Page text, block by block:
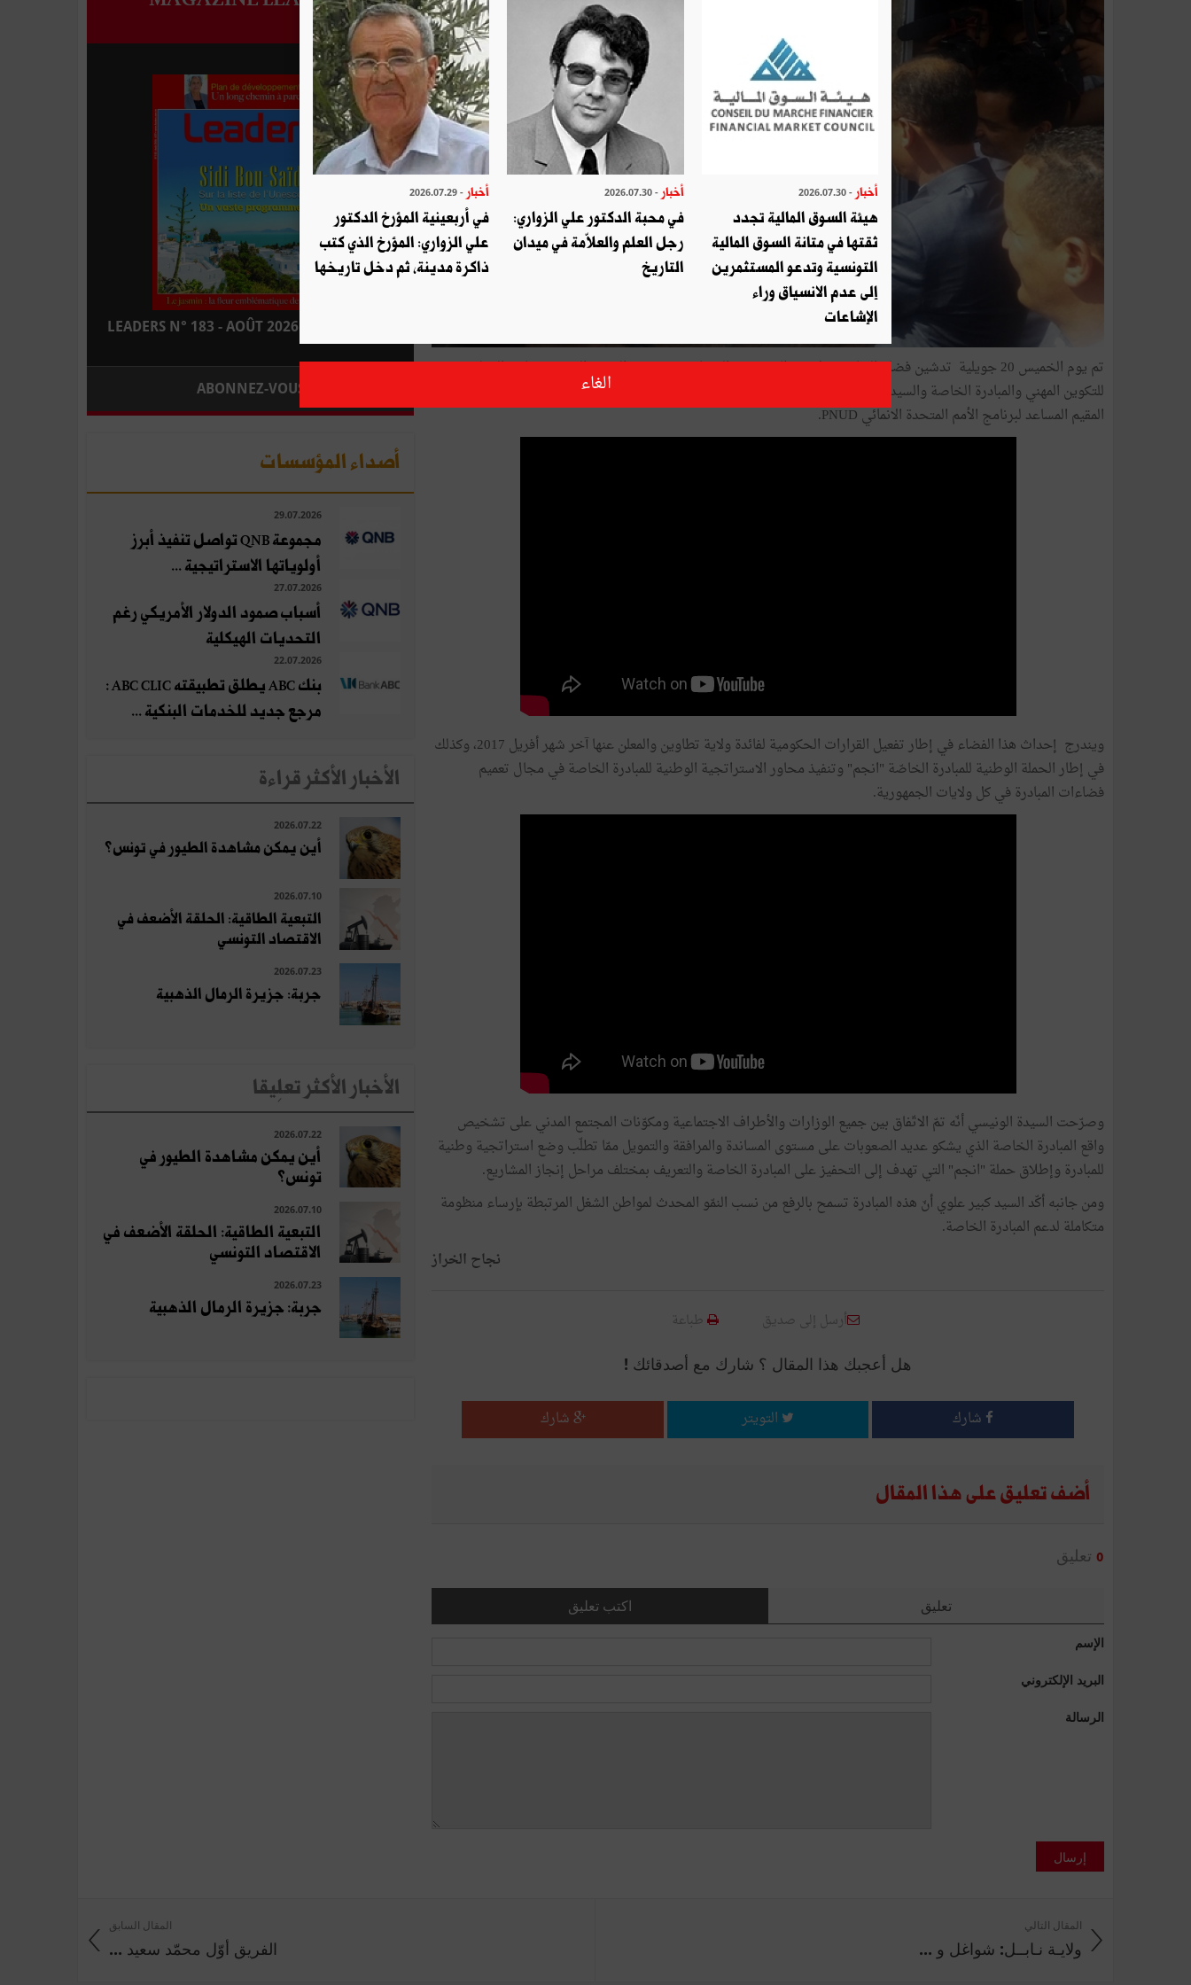
تم يوم الخميس 20 جويلية تدشين فضاء المبادرة بولاية تطاوين(نهج الدغباجي) بحضور السيدة الونيسي، كاتبة الدولة
للتكوين المهني والمبادرة الخاصة والسيد شينيا إيواتا Shinya Iwata وزير مستشار بسفارة اليابان والسيد كبير علوي الممثل
المقيم المساعد لبرنامج الأمم المتحدة الانمائي PNUD.
ويندرج إحداث هذا الفضاء في إطار تفعيل القرارات الحكومية لفائدة ولاية تطاوين والمعلن عنها آخر شهر أفريل 2017، وكذلك
في إطار الحملة الوطنية للمبادرة الخاصّة "انجم" وتنفيذ محاور الاستراتجية الوطنية للمبادرة الخاصة في مجال تعميم
فضاءات المبادرة في كل ولايات الجمهورية.
وصرّحت السيدة الونيسي أنّه تمّ الاتّفاق بين جميع الوزارات والأطراف الاجتماعية ومكوّنات المجتمع المدني على تشخيص
واقع المبادرة الخاصة الذي يشكو عديد الصعوبات على مستوى المساندة والمرافقة والتمويل ممّا تطلّب وضع استراتجية وطنية
للمبادرة وإطلاق حملة "انجم" التي تهدف إلى التحفيز على المبادرة الخاصة والتعريف بمختلف مراحل إنجاز المشاريع.
ومن جانبه أكّد السيد كبير علوي أنّ هذه المبادرة تسمح بالرفع من نسب النمّو المحدث لمواطن الشغل المرتبطة بإرساء منظومة
متكاملة لدعم المبادرة الخاصة.
نجاح الخراز
أرسل إلى صديق طباعة
هل أعجبك هذا المقال ؟ شارك مع أصدقائك !
شارك التويتر شارك
أضف تعليق على هذا المقال
0 تعليق
اكتب تعليق تعليق
الإسم
البريد الإلكتروني
الرسالة
إرسال
LEADERS N° 183 - AOÛT 2026 : EN KIOSQUE
ABONNEZ-VOUS
أصداء المؤسسات
29.07.2026
مجموعة QNB تواصل تنفيذ أبرز
أولوياتها الاستراتيجية ...
27.07.2026
أسباب صمود الدولار الأمريكي رغم
التحديات الهيكلية
22.07.2026
بنك ABC يطلق تطبيقته ABC CLIC :
مرجع جديد للخدمات البنكية ...
الأخبار الأكثر قراءة
2026.07.22
أين يمكن مشاهدة الطيور في تونس؟
2026.07.10
التبعية الطاقية: الحلقة الأضعف في
الاقتصاد التونسي
2026.07.23
جربة: جزيرة الرمال الذهبية
الأخبار الأكثر تعلِيقا
2026.07.22
أين يمكن مشاهدة الطيور في
تونس؟
2026.07.10
التبعية الطاقية: الحلقة الأضعف في
الاقتصاد التونسي
2026.07.23
جربة: جزيرة الرمال الذهبية
المقال السابق
الفريق أوّل محمّد سعيد ...
المقال التالي
ولايـة نـابــل: شواغل و ...
أخبار - 2026.07.30
هيئة السوق المالية تجدد
ثقتها في متانة السوق المالية
التونسية وتدعو المستثمرين
إلى عدم الانسياق وراء
الإشاعات
أخبار - 2026.07.30
في محبة الدكتور علي الزواري:
رجل العلم والعلاّمة في ميدان
التاريخ
أخبار - 2026.07.29
في أربعينية المؤرخ الدكتور
علي الزواري: المؤرخ الذي كتب
ذاكرة مدينة، ثم دخل تاريخها
الغاء